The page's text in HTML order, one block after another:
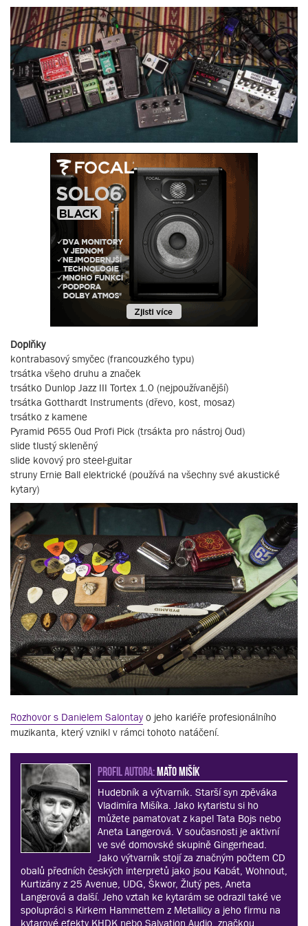
Doplňky
kontrabasový smyčec (francouzkého typu)
trsátka všeho druhu a značek
trsátko Dunlop Jazz III Tortex 1.0 (nejpoužívanější)
trsátka Gotthardt Instruments (dřevo, kost, mosaz)
trsátko z kamene
Pyramid P655 Oud Profi Pick (trsákta pro nástroj Oud)
slide tlustý skleněný
slide kovový pro steel-guitar
struny Ernie Ball elektrické (používá na všechny své akustické
kytary)
Rozhovor s Danielem Salontay o jeho kariéře profesionálního
muzikanta, který vznikl v rámci tohoto natáčení.
PROFIL AUTORA:Maťo Mišík
Hudebník a výtvarník. Starší syn zpěváka
Vladimíra Mišíka. Jako kytaristu si ho
můžete pamatovat z kapel Tata Bojs nebo
Aneta Langerová. V současnosti je aktivní
ve své domovské skupině Gingerhead.
Jako výtvarník stojí za značným počtem CD
obalů předních českých interpretů jako jsou Kabát, Wohnout,
Kurtizány z 25 Avenue, UDG, Škwor, Žlutý pes, Aneta
Langerová a další. Jeho vztah ke kytarám se odrazil také ve
spolupráci s Kirkem Hammettem z Metallicy a jeho firmu na
kytarové efekty KHDK nebo Salvation Audio, značkou